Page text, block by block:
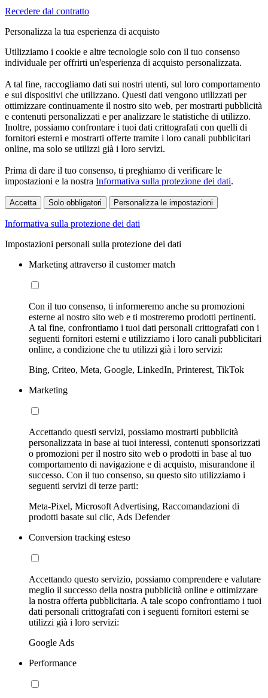
Recedere dal contratto
Personalizza la tua esperienza di acquisto
Utilizziamo i cookie e altre tecnologie solo con il tuo consenso
individuale per offrirti un'esperienza di acquisto personalizzata.
A tal fine, raccogliamo dati sui nostri utenti, sul loro comportamento
e sui dispositivi che utilizzano. Questi dati vengono utilizzati per
ottimizzare continuamente il nostro sito web, per mostrarti pubblicità
e contenuti personalizzati e per analizzare le statistiche di utilizzo.
Inoltre, possiamo confrontare i tuoi dati crittografati con quelli di
fornitori esterni e mostrarti offerte tramite i loro canali pubblicitari
online, ma solo se utilizzi già i loro servizi.
Prima di dare il tuo consenso, ti preghiamo di verificare le
impostazioni e la nostra Informativa sulla protezione dei dati.
Accetta Solo obbligatori Personalizza le impostazioni
Informativa sulla protezione dei dati
Impostazioni personali sulla protezione dei dati
Marketing attraverso il customer match
Con il tuo consenso, ti informeremo anche su promozioni
esterne al nostro sito web e ti mostreremo prodotti pertinenti.
A tal fine, confrontiamo i tuoi dati personali crittografati con i
seguenti fornitori esterni e utilizziamo i loro canali pubblicitari
online, a condizione che tu utilizzi già i loro servizi:
Bing, Criteo, Meta, Google, LinkedIn, Printerest, TikTok
Marketing
Accettando questi servizi, possiamo mostrarti pubblicità
personalizzata in base ai tuoi interessi, contenuti sponsorizzati
o promozioni per il nostro sito web o prodotti in base al tuo
comportamento di navigazione e di acquisto, misurandone il
successo. Con il tuo consenso, su questo sito utilizziamo i
seguenti servizi di terze parti:
Meta-Pixel, Microsoft Advertising, Raccomandazioni di
prodotti basate sui clic, Ads Defender
Conversion tracking esteso
Accettando questo servizio, possiamo comprendere e valutare
meglio il successo della nostra pubblicità online e ottimizzare
la nostra offerta pubblicitaria. A tale scopo confrontiamo i tuoi
dati personali crittografati con i seguenti fornitori esterni se
utilizzi già i loro servizi:
Google Ads
Performance